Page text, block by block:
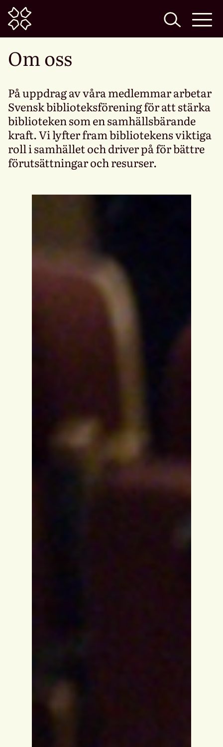
Home
Om oss
På uppdrag av våra medlemmar arbetar
Svensk biblioteksförening för att stärka
biblioteken som en samhällsbärande
kraft. Vi lyfter fram bibliotekens viktiga
roll i samhället och driver på för bättre
förutsättningar och resurser.